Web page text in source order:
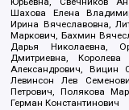
Шахова Елена
Ирина Вячеславовна,
Маркович, Бахмин
Дарья Николаевна,
Дмитриевна,
Александрович, Вицин
Левинсон Лев
Петрович, Полякова
Герман Константинович